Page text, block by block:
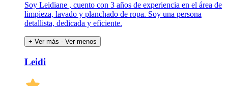
Soy Leidiane , cuento con 3 años de experiencia en el área de
limpieza, lavado y planchado de ropa. Soy una persona
detallista, dedicada y eficiente.
+ Ver más - Ver menos
Leidi